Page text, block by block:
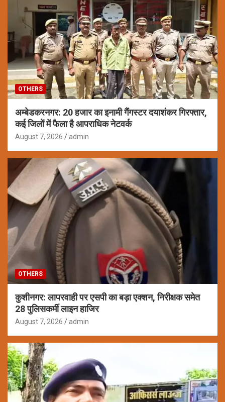
OTHERS
अम्बेडकरनगर: 20 हजार का इनामी गैंगस्टर दयाशंकर गिरफ्तार,
कई जिलों में फैला है आपराधिक नेटवर्क
August 7, 2026 admin
OTHERS
कुशीनगर: लापरवाही पर एसपी का बड़ा एक्शन, निरीक्षक समेत
28 पुलिसकर्मी लाइन हाजिर
August 7, 2026 admin